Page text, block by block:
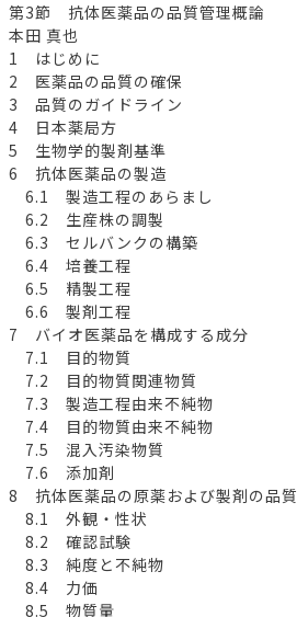
第3節 抗体医薬品の品質管理概論
本田 真也
1 はじめに
2 医薬品の品質の確保
3 品質のガイドライン
4 日本薬局方
5 生物学的製剤基準
6 抗体医薬品の製造
6.1 製造工程のあらまし
6.2 生産株の調製
6.3 セルバンクの構築
6.4 培養工程
6.5 精製工程
6.6 製剤工程
7 バイオ医薬品を構成する成分
7.1 目的物質
7.2 目的物質関連物質
7.3 製造工程由来不純物
7.4 目的物質由来不純物
7.5 混入汚染物質
7.6 添加剤
8 抗体医薬品の原薬および製剤の品質
8.1 外観・性状
8.2 確認試験
8.3 純度と不純物
8.4 力価
8.5 物質量